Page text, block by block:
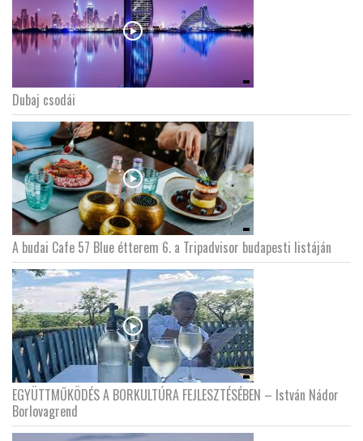
Dubaj csodái
A budai Cafe 57 Blue étterem 6. a Tripadvisor budapesti listáján
EGYÜTTMŰKÖDÉS A BORKULTÚRA FEJLESZTÉSÉBEN – István Nádor
Borlovagrend